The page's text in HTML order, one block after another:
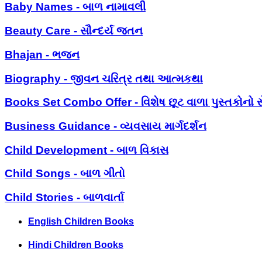
Baby Names - બાળ નામાવલી
Beauty Care - સૌન્દર્ય જતન
Bhajan - ભજન
Biography - જીવન ચરિત્ર તથા આત્મકથા
Books Set Combo Offer - વિશેષ છૂટ વાળા પુસ્તકોનો
Business Guidance - વ્યવસાય માર્ગદર્શન
Child Development - બાળ વિકાસ
Child Songs - બાળ ગીતો
Child Stories - બાળવાર્તા
English Children Books
Hindi Children Books